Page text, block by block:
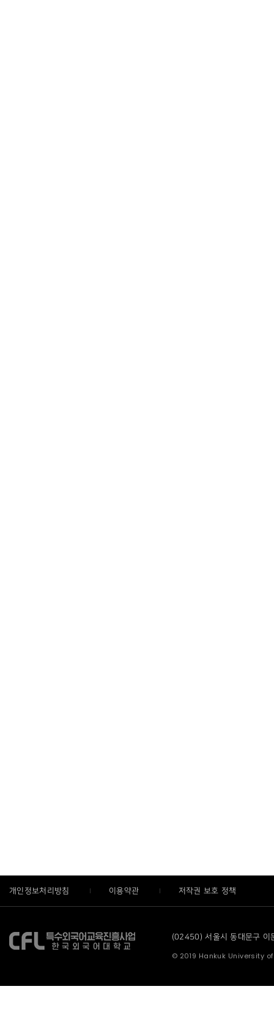
개인정보처리방침 이용약관 저작권 보호 정책
(02450) 서울시 동대문구
© 2019 Hankuk University